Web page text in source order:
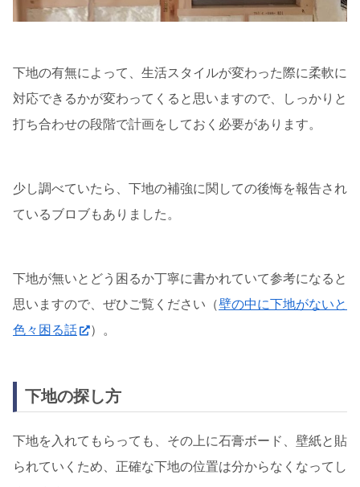
下地の有無によって、生活スタイルが変わった際に柔軟に
対応できるかが変わってくると思いますので、しっかりと
打ち合わせの段階で計画をしておく必要があります。
少し調べていたら、下地の補強に関しての後悔を報告され
ているブロブもありました。
下地が無いとどう困るか丁寧に書かれていて参考になると
思いますので、ぜひご覧ください（壁の中に下地がないと
色々困る話
）。
下地の探し方
下地を入れてもらっても、その上に石膏ボード、壁紙と貼
られていくため、正確な下地の位置は分からなくなってし